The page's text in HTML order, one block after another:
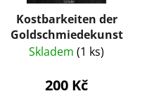
Kostbarkeiten der
Goldschmiedekunst
Skladem (1 ks)
200 Kč